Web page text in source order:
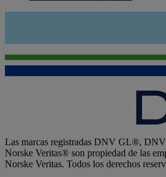
Las marcas registradas DNV GL®,
Norske Veritas® son propiedad de las
Norske Veritas. Todos los derechos